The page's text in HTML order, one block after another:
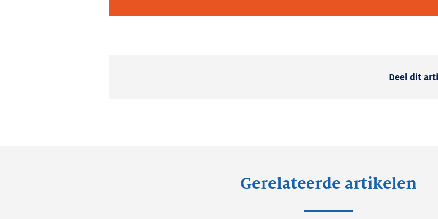
Deel dit
Gerelateerde artikelen